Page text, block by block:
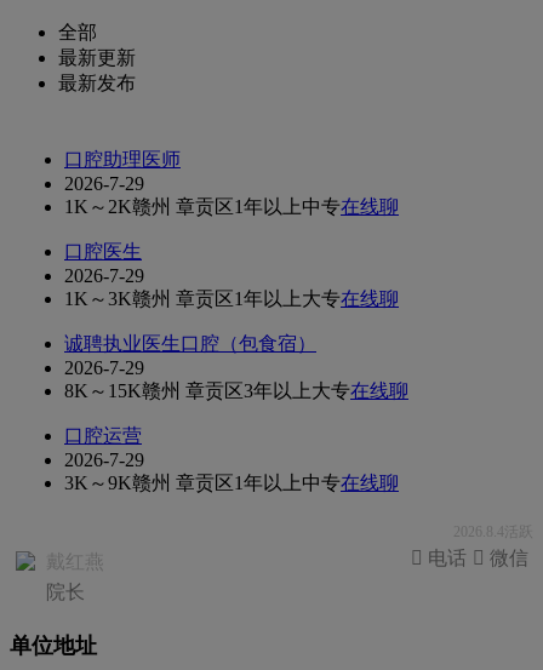
全部
最新更新
最新发布
口腔助理医师
2026-7-29
1K～2K赣州 章贡区1年以上中专在线聊
口腔医生
2026-7-29
1K～3K赣州 章贡区1年以上大专在线聊
诚聘执业医生口腔（包食宿）
2026-7-29
8K～15K赣州 章贡区3年以上大专在线聊
口腔运营
2026-7-29
3K～9K赣州 章贡区1年以上中专在线聊
2026.8.4活跃
戴红燕
院长
 微信
 电话
单位地址